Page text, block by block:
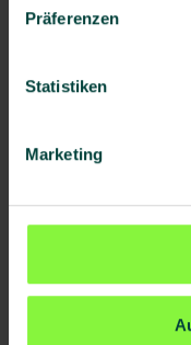
Präferenzen
Statistiken
Marketing
Nachname*
Telefon
E-Mail Adresse*